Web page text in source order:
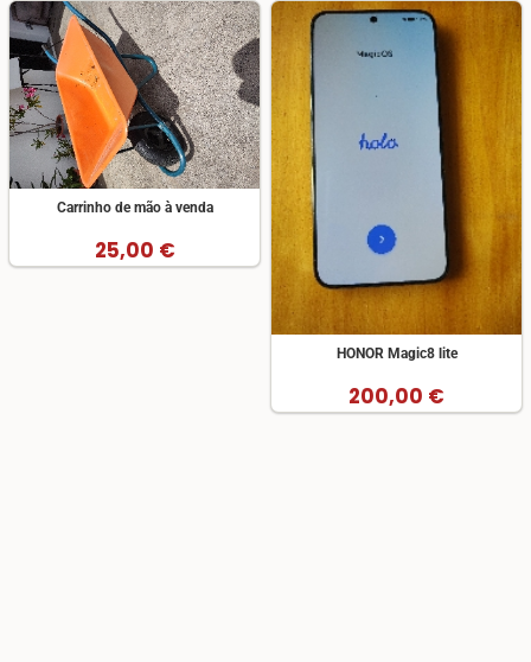
Carrinho de mão à venda
25,00 €
HONOR Magic8 lite
200,00 €